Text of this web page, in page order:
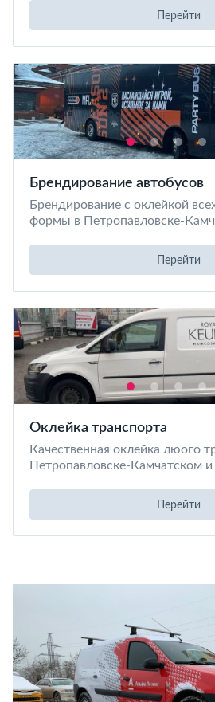
Перейти
Брендирование автобусов
Брендирование с оклейкой
формы в Петропавловске-
Перейти
Оклейка транспорта
Качественная оклейка люого
Петропавловске-Камчатском
Перейти